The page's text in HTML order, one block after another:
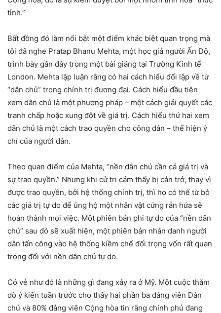
tỉnh.”
Bất đồng đó làm nổi bật một điểm khác biệt quan trọng mà
tôi đã nghe Pratap Bhanu Mehta, một học giả người Ấn Độ,
trình bày gần đây trong một bài giảng tại Trường Kinh tế
London. Mehta lập luận rằng có hai cách hiểu đối lập về từ
“dân chủ” trong chính trị đương đại. Cách hiểu đầu tiên
xem dân chủ là một phương pháp – một cách giải quyết các
tranh chấp hoặc xung đột về giá trị. Cách hiểu thứ hai xem
dân chủ là một cách trao quyền cho công dân – thể hiện ý
chí của người dân.
Theo quan điểm của Mehta, “nền dân chủ cần cả giá trị và
sự trao quyền.” Nhưng khi cử tri cảm thấy bị cản trở, thay vì
được trao quyền, bởi hệ thống chính trị, thì họ có thể từ bỏ
các giá trị tự do để ủng hộ một nhân vật cứng rắn hứa sẽ
hoàn thành mọi việc. Một phiên bản phi tự do của “nền dân
chủ” sau đó sẽ xuất hiện, một phiên bản nhân danh người
dân tấn công vào hệ thống kiềm chế đối trọng vốn rất quan
trọng đối với nền dân chủ tự do.
Có vẻ như đó là những gì đang xảy ra ở Mỹ. Một cuộc thăm
dò ý kiến tuần trước cho thấy hai phần ba đảng viên Dân
chủ và 80% đảng viên Cộng hòa tin rằng chính phủ đang